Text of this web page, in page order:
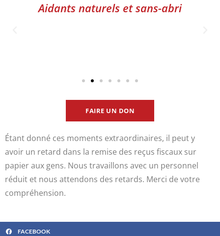
Aidants naturels et sans-abri
FAIRE UN DON
Étant donné ces moments extraordinaires, il peut y
avoir un retard dans la remise des reçus fiscaux sur
papier aux gens. Nous travaillons avec un personnel
réduit et nous attendons des retards. Merci de votre
compréhension.
FACEBOOK